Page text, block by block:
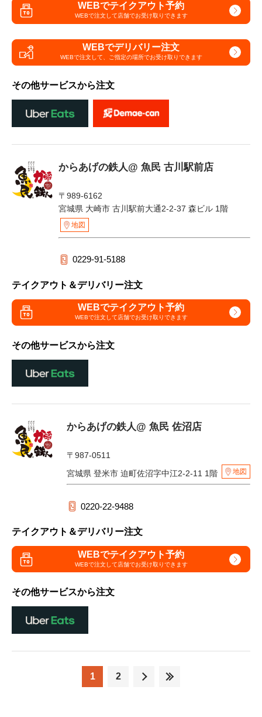
WEBでテイクアウト予約
WEBで注文して店舗でお受け取りできます
WEBでデリバリー注文
WEBで注文して、 ご指定の場所でお受け取りできます
その他サービスから注文
からあげの鉄人@ 魚民 古川駅前店
〒989-6162
宮城県 大崎市 古川駅前大通2-2-37 森ビル 1階
地図
0229-91-5188
テイクアウト＆デリバリー注文
WEBでテイクアウト予約
WEBで注文して店舗でお受け取りできます
その他サービスから注文
からあげの鉄人@ 魚民 佐沼店
〒987-0511
宮城県 登米市 迫町佐沼字中江2-2-11 1階
地図
0220-22-9488
テイクアウト＆デリバリー注文
WEBでテイクアウト予約
WEBで注文して店舗でお受け取りできます
その他サービスから注文
1 2